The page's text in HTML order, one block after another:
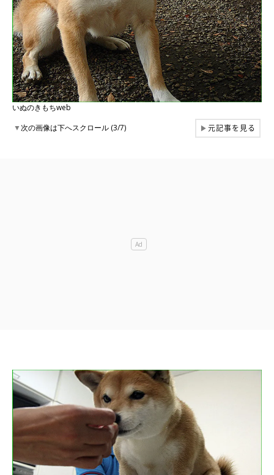
いぬのきもちweb
▼次の画像は下へスクロール (3/7) ▶元記事を見る